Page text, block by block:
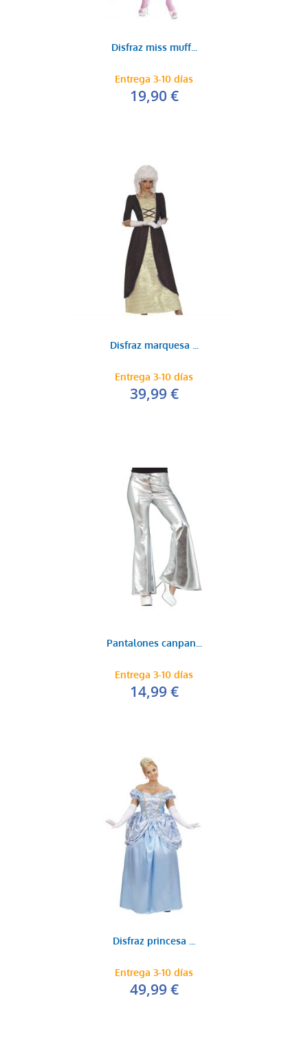
Disfraz miss muff...
Entrega 3-10 días
19,90 €
Disfraz marquesa ...
Entrega 3-10 días
39,99 €
Pantalones canpan...
Entrega 3-10 días
14,99 €
Disfraz princesa ...
Entrega 3-10 días
49,99 €